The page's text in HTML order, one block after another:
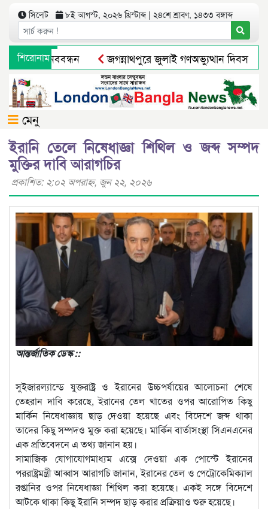
সিলেট ৮ই আগস্ট, ২০২৬ খ্রিস্টাব্দ | ২৪শে শ্রাবণ, ১৪৩৩ বঙ্গাব্দ
শিরোনাম
মানববন্ধন
জগন্নাথপুরে জুলাই গণঅভ্যুত্থান দিবস পালন
মুক্তির আগেই ব্যারিস্টার সুমনের জামিন স্থগিত
সিলেটে
মেনু
ইরানি তেলে নিষেধাজ্ঞা শিথিল ও জব্দ সম্পদ
মুক্তির দাবি আরাগচির
প্রকাশিত: ২:০২ অপরাহ্ণ, জুন ২২, ২০২৬
আন্তর্জাতিক ডেস্ক ::
সুইজারল্যান্ডে যুক্তরাষ্ট্র ও ইরানের উচ্চপর্যায়ের আলোচনা শেষে
তেহরান দাবি করেছে, ইরানের তেল খাতের ওপর আরোপিত কিছু
মার্কিন নিষেধাজ্ঞায় ছাড় দেওয়া হয়েছে এবং বিদেশে জব্দ থাকা
তাদের কিছু সম্পদও মুক্ত করা হয়েছে। মার্কিন বার্তাসংস্থা সিএনএনের
এক প্রতিবেদনে এ তথ্য জানান হয়।
সামাজিক যোগাযোগমাধ্যম এক্সে দেওয়া এক পোস্টে ইরানের
পররাষ্ট্রমন্ত্রী আব্বাস আরাগচি জানান, ইরানের তেল ও পেট্রোকেমিক্যাল
রপ্তানির ওপর নিষেধাজ্ঞা শিথিল করা হয়েছে। একই সঙ্গে বিদেশে
আটকে থাকা কিছু ইরানি সম্পদ ছাড় করার প্রক্রিয়াও শুরু হয়েছে।